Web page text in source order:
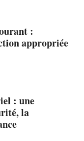
:
appropriée
: une
la